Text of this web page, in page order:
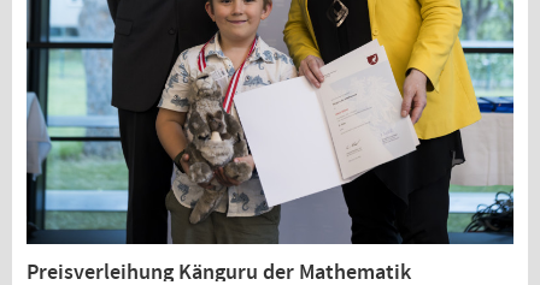
Preisverleihung Känguru der Mathematik